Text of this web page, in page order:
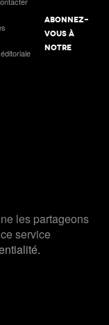
ABONNEZ-
VOUS À
NOTRE
les partageons
service